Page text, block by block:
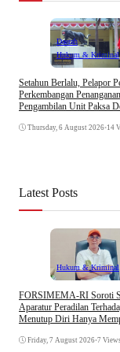
Daerah
Hukum & Kriminal
Setahun Berlalu, Pelapor
Perkembangan
Pengambilan Unit Paksa
Thursday, 6 August 2026•14
Latest Posts
Hukum & Kriminal
​FORSIMEMA-RI Soroti
Aparatur Peradilan
Menutup Diri Hanya
Friday, 7 August 2026•7 Views